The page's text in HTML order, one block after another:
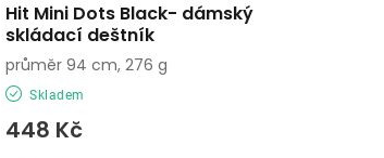
Hit Mini Dots Black- dámský
skládací deštník
Skladem
448 Kč
průměr 94 cm, 276 g